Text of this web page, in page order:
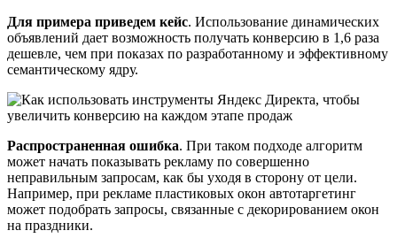
Для примера приведем кейс. Использование динамических
объявлений дает возможность получать конверсию в 1,6 раза
дешевле, чем при показах по разработанному и эффективному
семантическому ядру.
Распространенная ошибка. При таком подходе алгоритм
может начать показывать рекламу по совершенно
неправильным запросам, как бы уходя в сторону от цели.
Например, при рекламе пластиковых окон автотаргетинг
может подобрать запросы, связанные с декорированием окон
на праздники.